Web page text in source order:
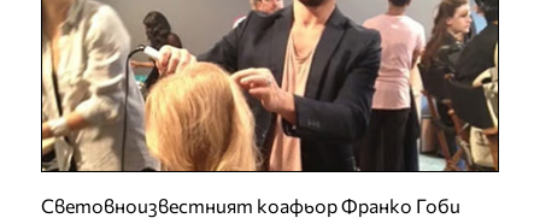
Световноизвестният коафьор Франко Гоби